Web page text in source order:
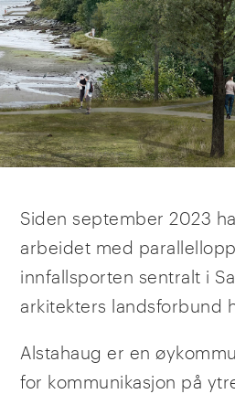
Siden september 2023
arbeidet med
innfallsporten sentralt i
arkitekters landsforbund
Alstahaug er en
for kommunikasjon på